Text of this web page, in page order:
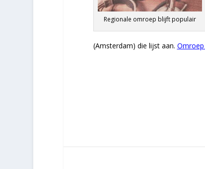
Regionale omroep blijft populair
(Amsterdam) die lijst aan. Omroep